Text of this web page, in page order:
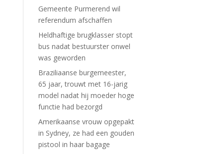
Gemeente Purmerend wil
referendum afschaffen
Heldhaftige brugklasser stopt
bus nadat bestuurster onwel
was geworden
Braziliaanse burgemeester,
65 jaar, trouwt met 16-jarig
model nadat hij moeder hoge
functie had bezorgd
Amerikaanse vrouw opgepakt
in Sydney, ze had een gouden
pistool in haar bagage